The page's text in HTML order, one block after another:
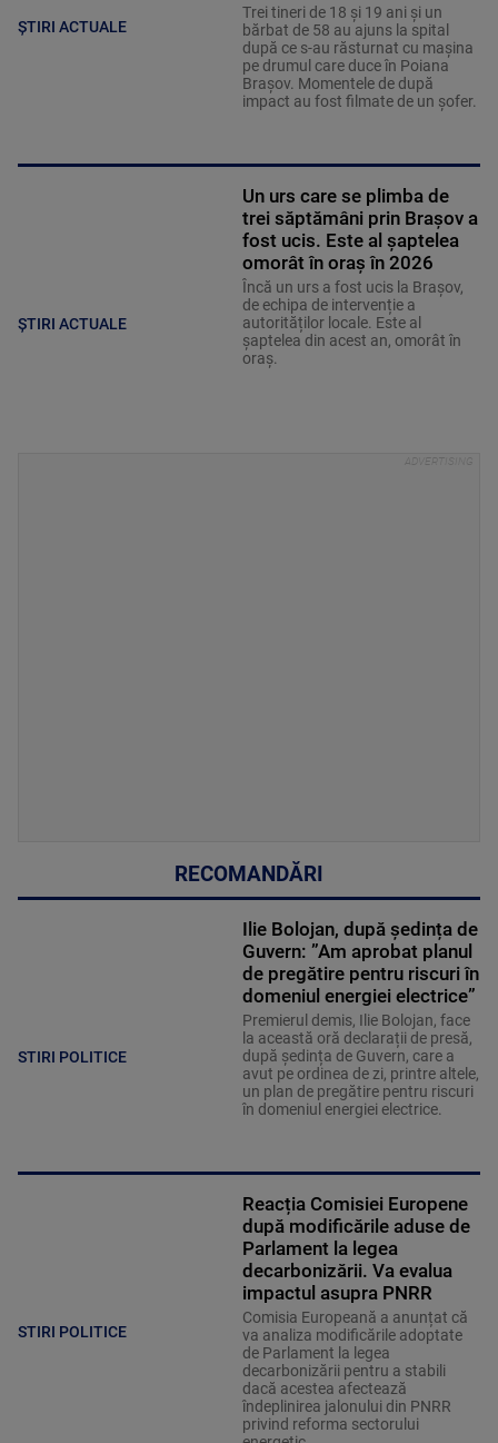
ȘTIRI ACTUALE
Trei tineri de 18 şi 19 ani și un
bărbat de 58 au ajuns la spital
după ce s-au răsturnat cu mașina
pe drumul care duce în Poiana
Brașov. Momentele de după
impact au fost filmate de un şofer.
ȘTIRI ACTUALE
Un urs care se plimba de
trei săptămâni prin Brașov a
fost ucis. Este al șaptelea
omorât în oraș în 2026
Încă un urs a fost ucis la Brașov,
de echipa de intervenție a
autorităților locale. Este al
șaptelea din acest an, omorât în
oraș.
RECOMANDĂRI
STIRI POLITICE
Ilie Bolojan, după ședința de
Guvern: ”Am aprobat planul
de pregătire pentru riscuri în
domeniul energiei electrice”
Premierul demis, Ilie Bolojan, face
la această oră declarații de presă,
după ședința de Guvern, care a
avut pe ordinea de zi, printre altele,
un plan de pregătire pentru riscuri
în domeniul energiei electrice.
STIRI POLITICE
Reacția Comisiei Europene
după modificările aduse de
Parlament la legea
decarbonizării. Va evalua
impactul asupra PNRR
Comisia Europeană a anunțat că
va analiza modificările adoptate
de Parlament la legea
decarbonizării pentru a stabili
dacă acestea afectează
îndeplinirea jalonului din PNRR
privind reforma sectorului